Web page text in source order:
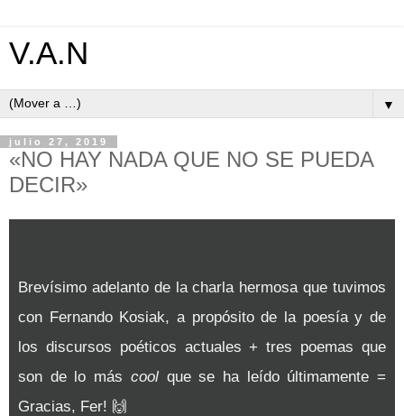
V.A.N
▼
julio 27, 2019
«NO HAY NADA QUE NO SE PUEDA
DECIR»
Brevísimo adelanto de la charla hermosa que tuvimos
con Fernando Kosiak, a propósito de la poesía y de
los discursos poéticos actuales + tres poemas que
son de lo más cool que se ha leído últimamente =
Gracias, Fer! 🙌